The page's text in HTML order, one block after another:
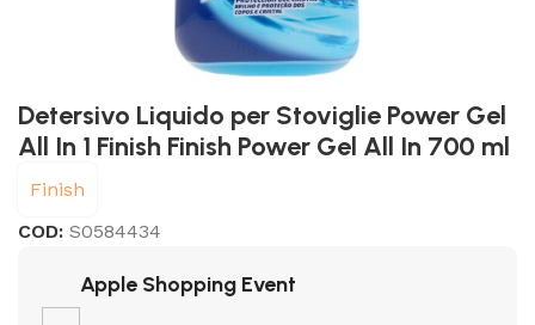
Detersivo Liquido per Stoviglie Power Gel
All In 1 Finish Finish Power Gel All In 700 ml
Finish
COD:S0584434
Apple Shopping Event